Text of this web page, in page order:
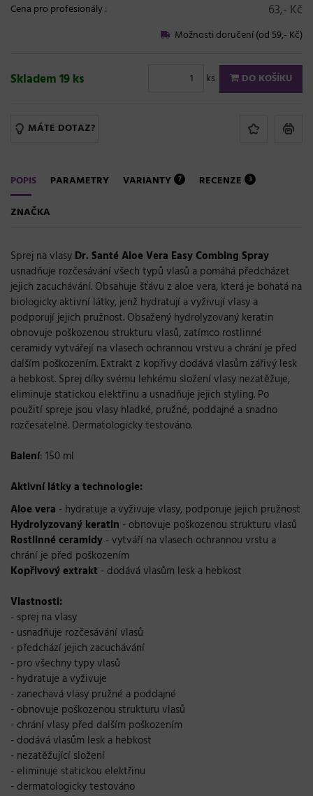
Cena pro profesionály: 63,- Kč
Možnosti doručení (od 59,- Kč)
Skladem 19 ks ks DO KOŠÍKU
MÁTE DOTAZ?
POPIS PARAMETRY VARIANTY 7 RECENZE 3
ZNAČKA
Sprej na vlasy Dr. Santé Aloe Vera Easy Combing Spray
usnadňuje rozčesávání všech typů vlasů a pomáhá předcházet
jejich zacuchávání. Obsahuje šťávu z aloe vera, která je bohatá na
biologicky aktivní látky, jenž hydratují a vyživují vlasy a
podporují jejich pružnost. Obsažený hydrolyzovaný keratin
obnovuje poškozenou strukturu vlasů, zatímco rostlinné
ceramidy vytvářejí na vlasech ochrannou vrstvu a chrání je před
dalším poškozením. Extrakt z kopřivy dodává vlasům zářivý lesk
a hebkost. Sprej díky svému lehkému složení vlasy nezatěžuje,
eliminuje statickou elektřinu a usnadňuje jejich styling. Po
použití spreje jsou vlasy hladké, pružné, poddajné a snadno
rozčesatelné. Dermatologicky testováno.
Balení: 150 ml
Aktivní látky a technologie:
Aloe vera - hydratuje a vyživuje vlasy, podporuje jejich pružnost
Hydrolyzovaný keratin - obnovuje poškozenou strukturu vlasů
Rostlinné ceramidy - vytváří na vlasech ochrannou vrstu a
chrání je před poškozením
Kopřivový extrakt - dodává vlasům lesk a hebkost
Vlastnosti:
- sprej na vlasy
- usnadňuje rozčesávání vlasů
- předchází jejich zacuchávání
- pro všechny typy vlasů
- hydratuje a vyživuje
- zanechavá vlasy pružné a poddajné
- obnovuje poškozenou strukturu vlasů
- chrání vlasy před dalším poškozením
- dodává vlasům lesk a hebkost
- nezatěžující složení
- eliminuje statickou elektřinu
- dermatologicky testováno